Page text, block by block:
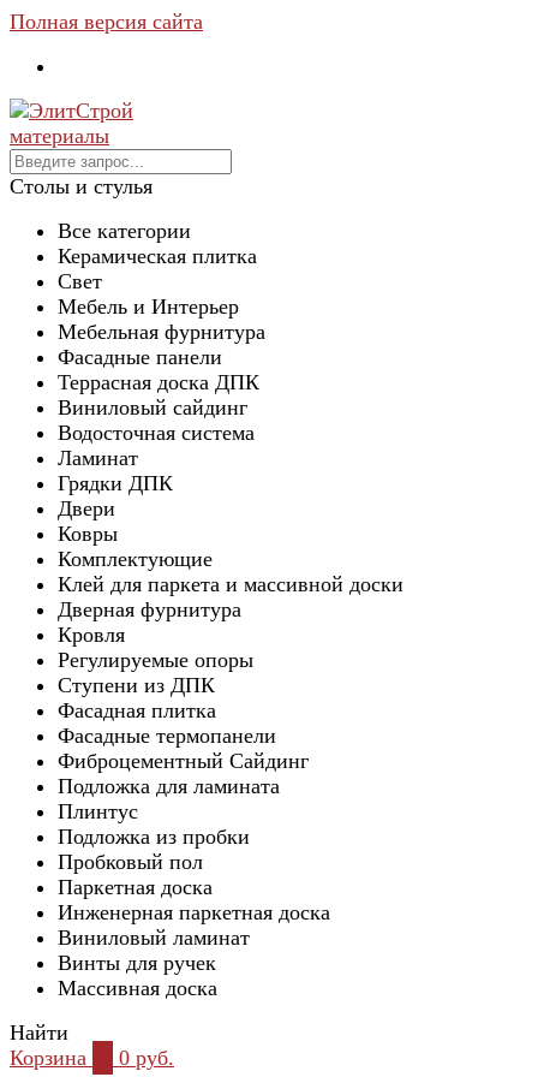
Полная версия сайта
Столы и стулья
Все категории
Керамическая плитка
Свет
Мебель и Интерьер
Мебельная фурнитура
Фасадные панели
Террасная доска ДПК
Виниловый сайдинг
Водосточная система
Ламинат
Грядки ДПК
Двери
Ковры
Комплектующие
Клей для паркета и массивной доски
Дверная фурнитура
Кровля
Регулируемые опоры
Ступени из ДПК
Фасадная плитка
Фасадные термопанели
Фиброцементный Сайдинг
Подложка для ламината
Плинтус
Подложка из пробки
Пробковый пол
Паркетная доска
Инженерная паркетная доска
Виниловый ламинат
Винты для ручек
Массивная доска
Найти
Корзина
0 руб.